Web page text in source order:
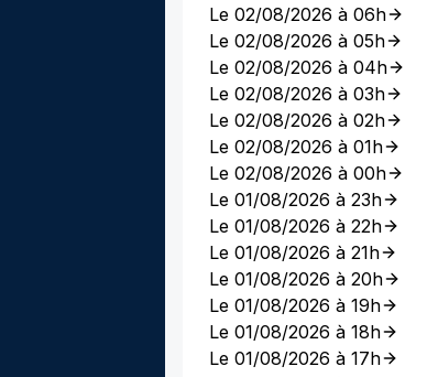
Le 02/08/2026 à 06h
Le 02/08/2026 à 05h
Le 02/08/2026 à 04h
Le 02/08/2026 à 03h
Le 02/08/2026 à 02h
Le 02/08/2026 à 01h
Le 02/08/2026 à 00h
Le 01/08/2026 à 23h
Le 01/08/2026 à 22h
Le 01/08/2026 à 21h
Le 01/08/2026 à 20h
Le 01/08/2026 à 19h
Le 01/08/2026 à 18h
Le 01/08/2026 à 17h